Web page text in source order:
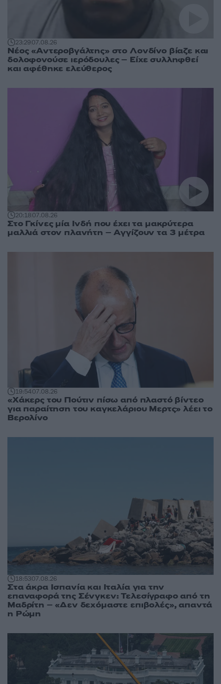
23:2907.08.26
Νέος «Αντεροβγάλτης» στο Λονδίνο βίαζε και
δολοφονούσε ιερόδουλες – Είχε συλληφθεί
και αφέθηκε ελεύθερος
20:1807.08.26
Στο Γκίνες μία Ινδή που έχει τα μακρύτερα
μαλλιά στον πλανήτη – Αγγίζουν τα 3 μέτρα
19:5407.08.26
«Χάκερς του Πούτιν πίσω από πλαστό βίντεο
για παραίτηση του καγκελάριου Μερτς» λέει το
Βερολίνο
18:5307.08.26
Στα άκρα Ισπανία και Ιταλία για την
επαναφορά της Σένγκεν: Τελεσίγραφο από τη
Μαδρίτη – «Δεν δεχόμαστε επιβολές», απαντά
η Ρώμη